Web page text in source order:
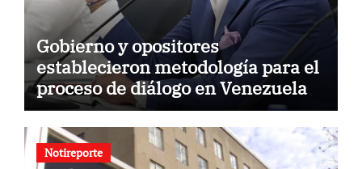
Gobierno y opositores
establecieron metodología para el
proceso de diálogo en Venezuela
Notireporte